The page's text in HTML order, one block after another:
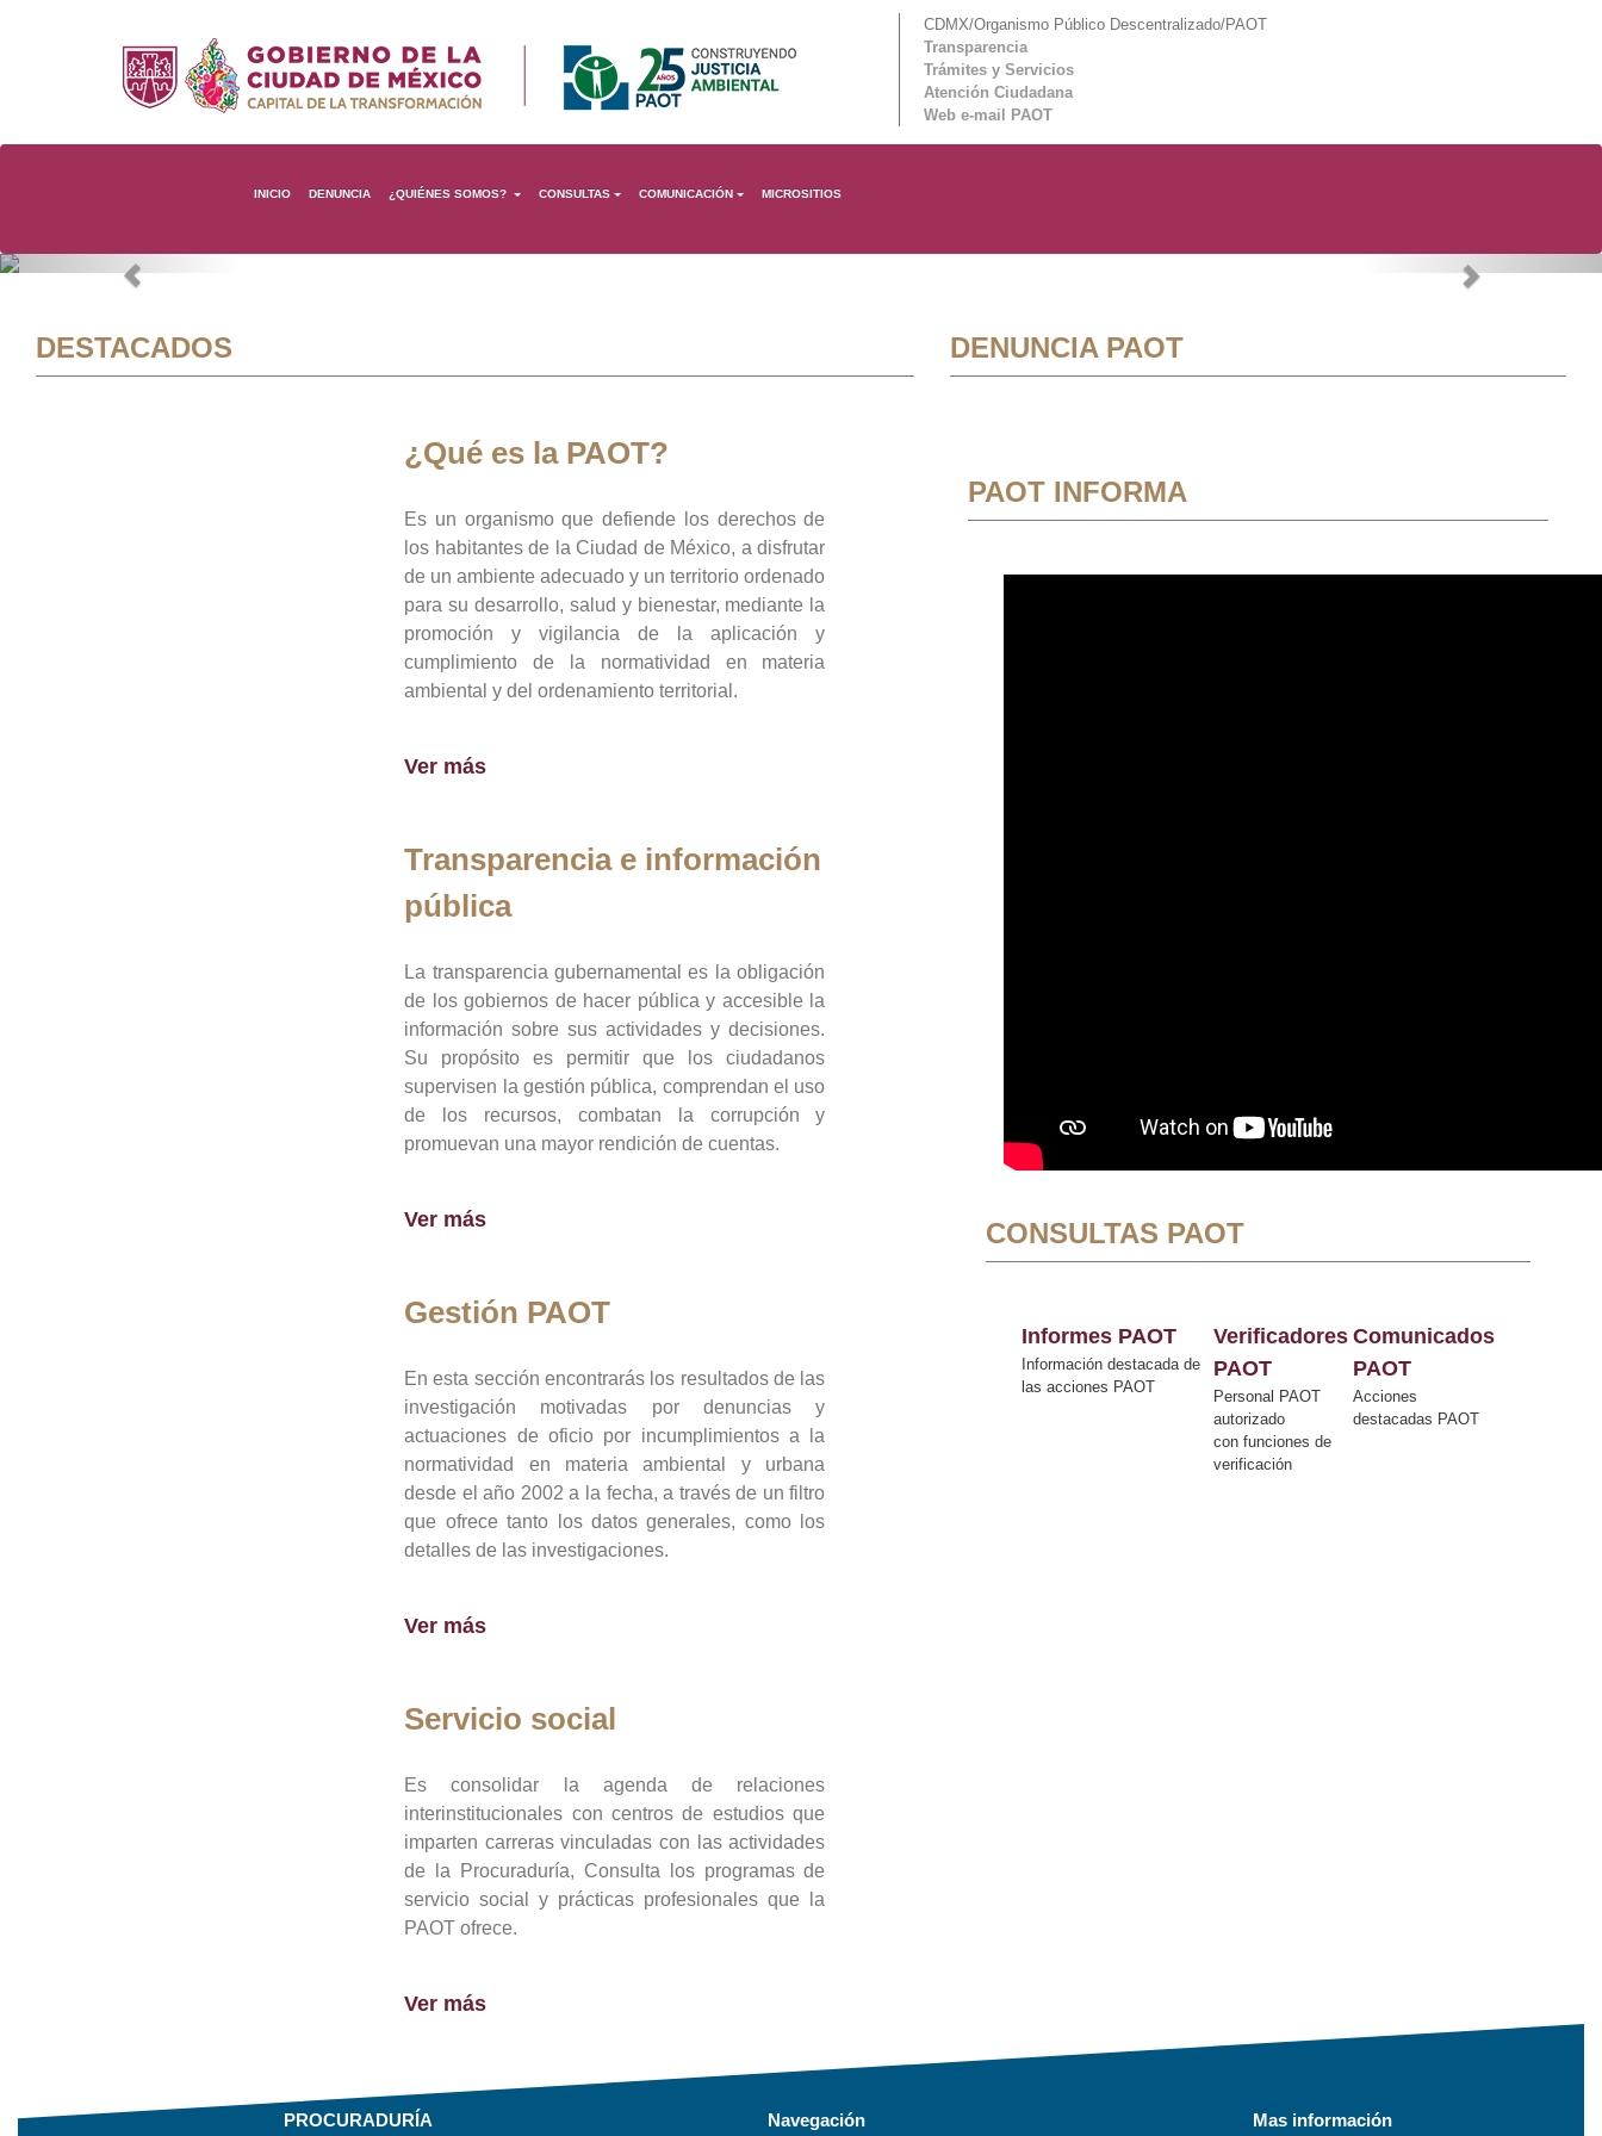
CDMX/Organismo Público Descentralizado/PAOT
Transparencia
Trámites y Servicios
Atención Ciudadana
Web e-mail PAOT
INICIO DENUNCIA ¿QUIÉNES SOMOS? CONSULTAS COMUNICACIÓN MICROSITIOS
Previous Next
DESTACADOS
¿Qué es la PAOT?
Es un organismo que defiende los derechos de
los habitantes de la Ciudad de México, a disfrutar
de un ambiente adecuado y un territorio ordenado
para su desarrollo, salud y bienestar, mediante la
promoción y vigilancia de la aplicación y
cumplimiento de la normatividad en materia
ambiental y del ordenamiento territorial.
Ver más
Transparencia e información
pública
La transparencia gubernamental es la obligación
de los gobiernos de hacer pública y accesible la
información sobre sus actividades y decisiones.
Su propósito es permitir que los ciudadanos
supervisen la gestión pública, comprendan el uso
de los recursos, combatan la corrupción y
promuevan una mayor rendición de cuentas.
Ver más
Gestión PAOT
En esta sección encontrarás los resultados de las
investigación motivadas por denuncias y
actuaciones de oficio por incumplimientos a la
normatividad en materia ambiental y urbana
desde el año 2002 a la fecha, a través de un filtro
que ofrece tanto los datos generales, como los
detalles de las investigaciones.
Ver más
Servicio social
Es consolidar la agenda de relaciones
interinstitucionales con centros de estudios que
imparten carreras vinculadas con las actividades
de la Procuraduría, Consulta los programas de
servicio social y prácticas profesionales que la
PAOT ofrece.
Ver más
DENUNCIA PAOT
PAOT INFORMA
CONSULTAS PAOT
Informes PAOT
Información destacada de
las acciones PAOT
Verificadores
PAOT
Personal PAOT
autorizado
con funciones de
verificación
Comunicados
PAOT
Acciones
destacadas PAOT
PROCURADURÍA Navegación Mas información